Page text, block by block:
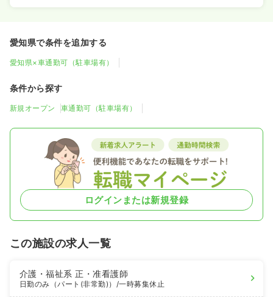
愛知県で条件を追加する
愛知県×車通勤可（駐車場有）
条件から探す
新規オープン 車通勤可（駐車場有）
ログインまたは新規登録
この施設の求人一覧
介護・福祉系正・准看護師
日勤のみ（パート(非常勤)） /一時募集休止